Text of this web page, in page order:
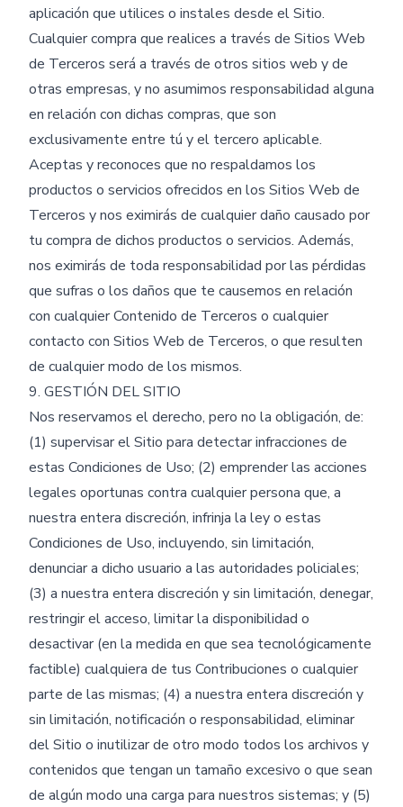
aplicación que utilices o instales desde el Sitio.
Cualquier compra que realices a través de Sitios Web
de Terceros será a través de otros sitios web y de
otras empresas, y no asumimos responsabilidad alguna
en relación con dichas compras, que son
exclusivamente entre tú y el tercero aplicable.
Aceptas y reconoces que no respaldamos los
productos o servicios ofrecidos en los Sitios Web de
Terceros y nos eximirás de cualquier daño causado por
tu compra de dichos productos o servicios. Además,
nos eximirás de toda responsabilidad por las pérdidas
que sufras o los daños que te causemos en relación
con cualquier Contenido de Terceros o cualquier
contacto con Sitios Web de Terceros, o que resulten
de cualquier modo de los mismos.
9. GESTIÓN DEL SITIO
Nos reservamos el derecho, pero no la obligación, de:
(1) supervisar el Sitio para detectar infracciones de
estas Condiciones de Uso; (2) emprender las acciones
legales oportunas contra cualquier persona que, a
nuestra entera discreción, infrinja la ley o estas
Condiciones de Uso, incluyendo, sin limitación,
denunciar a dicho usuario a las autoridades policiales;
(3) a nuestra entera discreción y sin limitación, denegar,
restringir el acceso, limitar la disponibilidad o
desactivar (en la medida en que sea tecnológicamente
factible) cualquiera de tus Contribuciones o cualquier
parte de las mismas; (4) a nuestra entera discreción y
sin limitación, notificación o responsabilidad, eliminar
del Sitio o inutilizar de otro modo todos los archivos y
contenidos que tengan un tamaño excesivo o que sean
de algún modo una carga para nuestros sistemas; y (5)